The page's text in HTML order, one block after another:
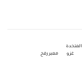
المتحدة
غزو معبر رفح